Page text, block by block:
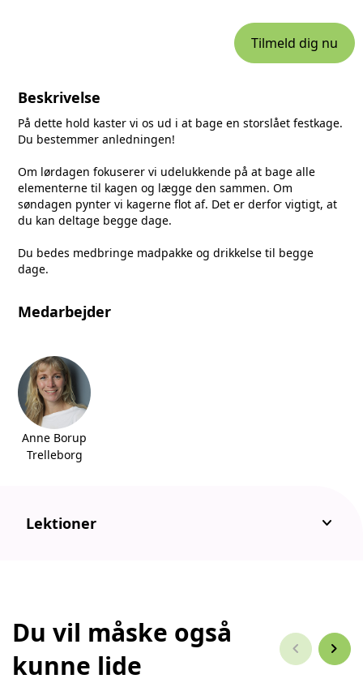
Tilmeld dig nu
Beskrivelse
På dette hold kaster vi os ud i at bage en storslået festkage.
Du bestemmer anledningen!
Om lørdagen fokuserer vi udelukkende på at bage alle
elementerne til kagen og lægge den sammen. Om
søndagen pynter vi kagerne flot af. Det er derfor vigtigt, at
du kan deltage begge dage.
Du bedes medbringe madpakke og drikkelse til begge
dage.
Medarbejder
Anne Borup
Trelleborg
Lektioner keyboard_arrow_down
Du vil måske også
kunne lide
chevron_left chevron_right